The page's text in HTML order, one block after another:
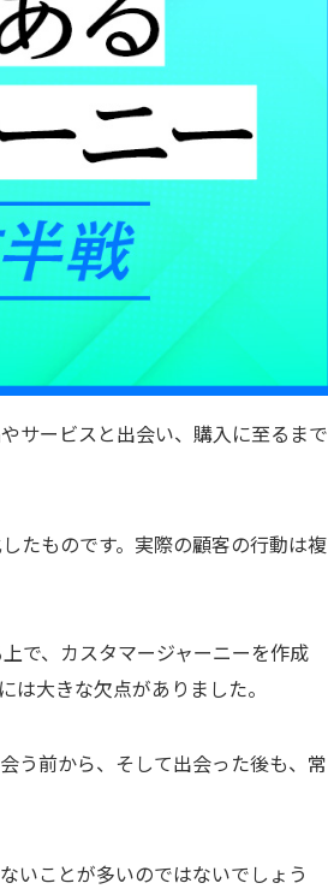
サービスと出会い、購入に至るまで
たものです。実際の顧客の行動は複
で、カスタマージャーニーを作成
大きな欠点がありました。
う前から、そして出会った後も、常
いことが多いのではないでしょう